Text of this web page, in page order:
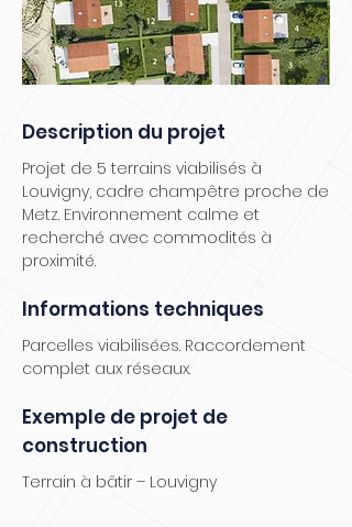
Description du projet
Projet de 5 terrains viabilisés à
Louvigny, cadre champêtre proche de
Metz. Environnement calme et
recherché avec commodités à
proximité.
Informations techniques
Parcelles viabilisées. Raccordement
complet aux réseaux.
Exemple de projet de
construction
Terrain à bâtir – Louvigny